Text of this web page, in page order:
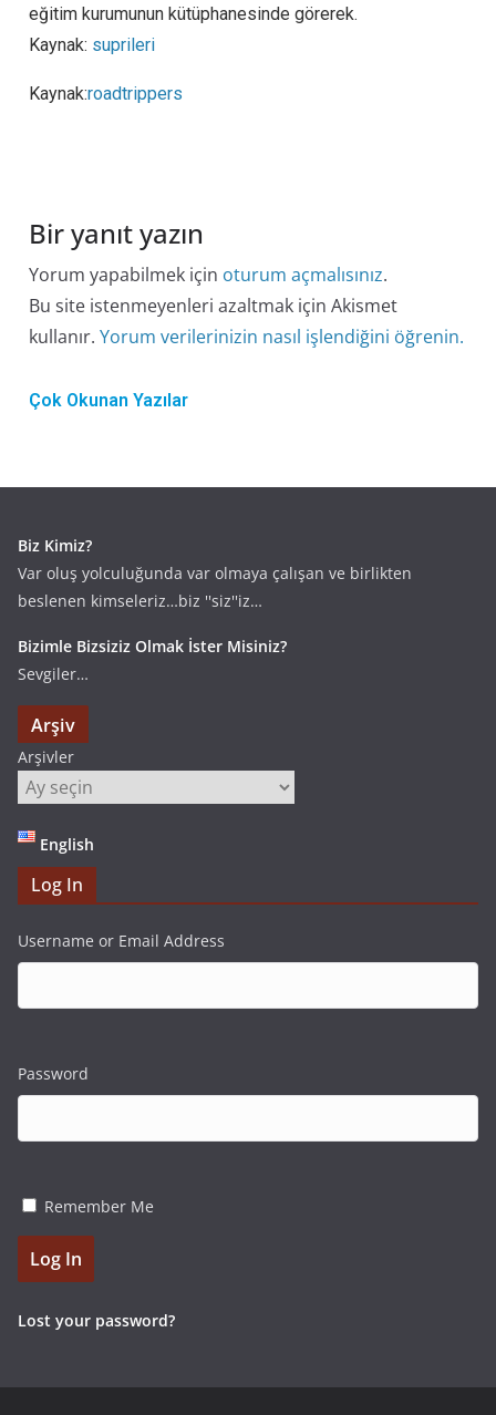
eğitim kurumunun kütüphanesinde görerek.
Kaynak: suprileri
Kaynak:roadtrippers
Bir yanıt yazın
Yorum yapabilmek için oturum açmalısınız.
Bu site istenmeyenleri azaltmak için Akismet
kullanır. Yorum verilerinizin nasıl işlendiğini öğrenin.
Çok Okunan Yazılar
Biz Kimiz?
Var oluş yolculuğunda var olmaya çalışan ve birlikten
beslenen kimseleriz…biz ''siz''iz…
Bizimle Bizsiziz Olmak İster Misiniz?
Sevgiler…
Arşiv
Arşivler
English
Log In
Username or Email Address
Password
Remember Me
Log In
Lost your password?